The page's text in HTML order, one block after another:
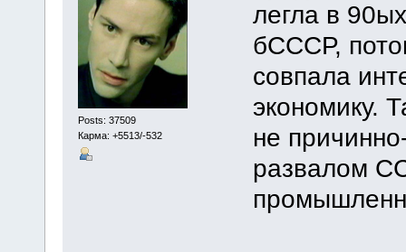
Posts: 37509
Карма: +5513/-532
легла в
бСССР,
совпала
экономику.
не
развалом